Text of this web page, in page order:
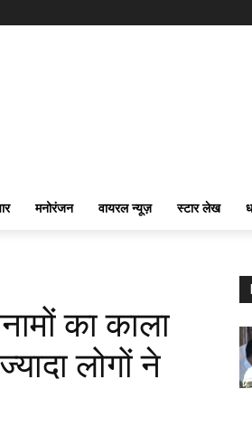
मनोरंजन वायरल न्यूज़ स्टार लेख
का काला
लोगों ने